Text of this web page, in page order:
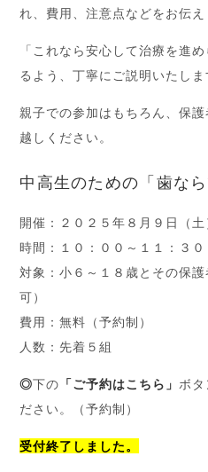
れ、費用、注意点などをお伝え
「これなら安心して治療を進
るよう、丁寧にご説明いたしま
親子での参加はもちろん、保
越しください。
中高生のための「歯な
開催：２０２５年８月９日（土
時間：１０：００～１１：３
対象：小６～１８歳とその保
可）
費用：無料（予約制）
人数：先着５組
◎下の 「ご予約はこちら」 ボ
ださい。（予約制）
受付終了しました。